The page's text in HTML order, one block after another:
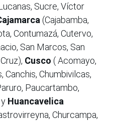
Sucre, Víctor
(Cajabamba,
Contumazá, Cutervo,
San Marcos, San
Cusco ( Acomayo,
Canchis, Chumbivilcas,
Paucartambo,
Huancavelica
Churcampa,